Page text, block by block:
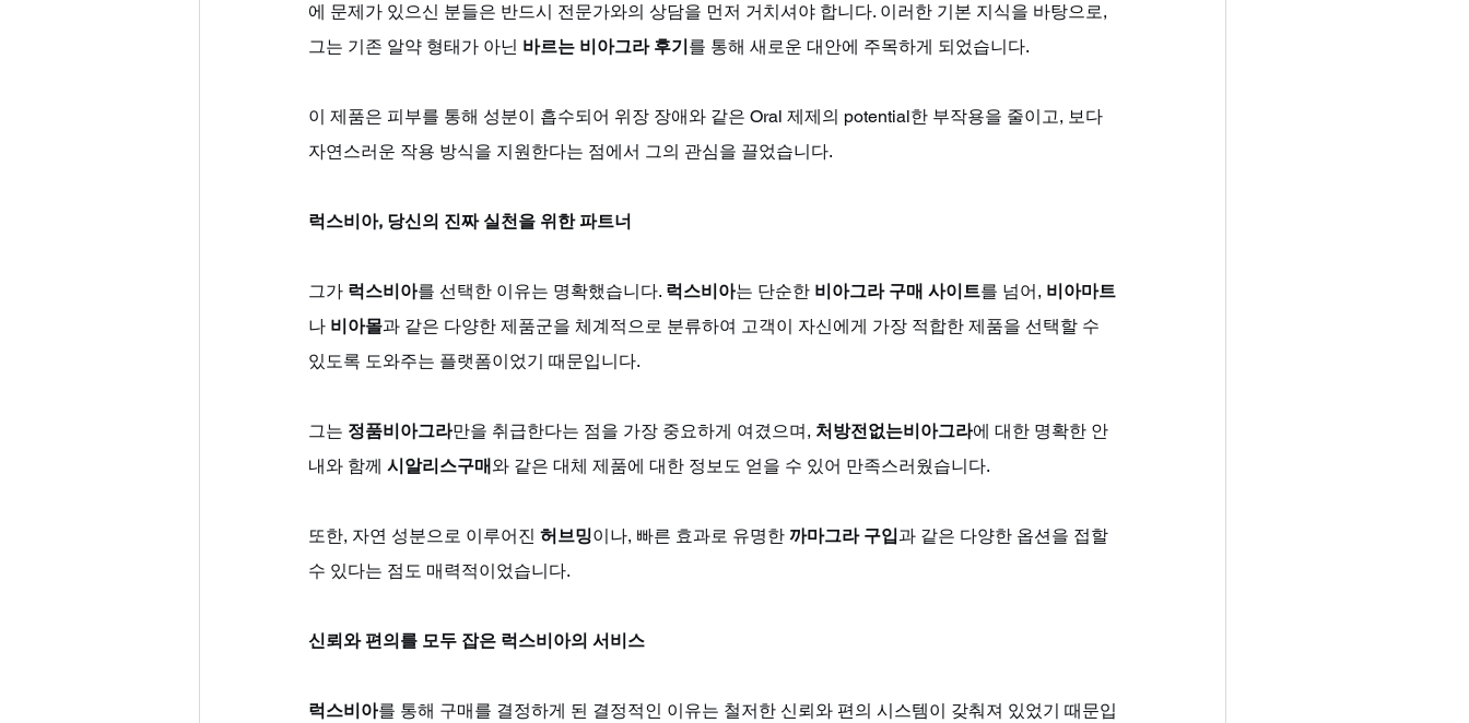
에 문제가 있으신 분들은 반드시 전문가와의 상담을 먼저 거치셔야 합니다. 이러한 기본 지식을 바탕으로,
그는 기존 알약 형태가 아닌 바르는 비아그라 후기를 통해 새로운 대안에 주목하게 되었습니다.
이 제품은 피부를 통해 성분이 흡수되어 위장 장애와 같은 Oral 제제의 potential한 부작용을 줄이고, 보다
자연스러운 작용 방식을 지원한다는 점에서 그의 관심을 끌었습니다.
럭스비아, 당신의 진짜 실천을 위한 파트너
그가 럭스비아를 선택한 이유는 명확했습니다. 럭스비아는 단순한 비아그라 구매 사이트를 넘어, 비아마트
나 비아몰과 같은 다양한 제품군을 체계적으로 분류하여 고객이 자신에게 가장 적합한 제품을 선택할 수
있도록 도와주는 플랫폼이었기 때문입니다.
그는 정품비아그라만을 취급한다는 점을 가장 중요하게 여겼으며, 처방전없는비아그라에 대한 명확한 안
내와 함께 시알리스구매와 같은 대체 제품에 대한 정보도 얻을 수 있어 만족스러웠습니다.
또한, 자연 성분으로 이루어진 허브밍이나, 빠른 효과로 유명한 까마그라 구입과 같은 다양한 옵션을 접할
수 있다는 점도 매력적이었습니다.
신뢰와 편의를 모두 잡은 럭스비아의 서비스
럭스비아를 통해 구매를 결정하게 된 결정적인 이유는 철저한 신뢰와 편의 시스템이 갖춰져 있었기 때문입